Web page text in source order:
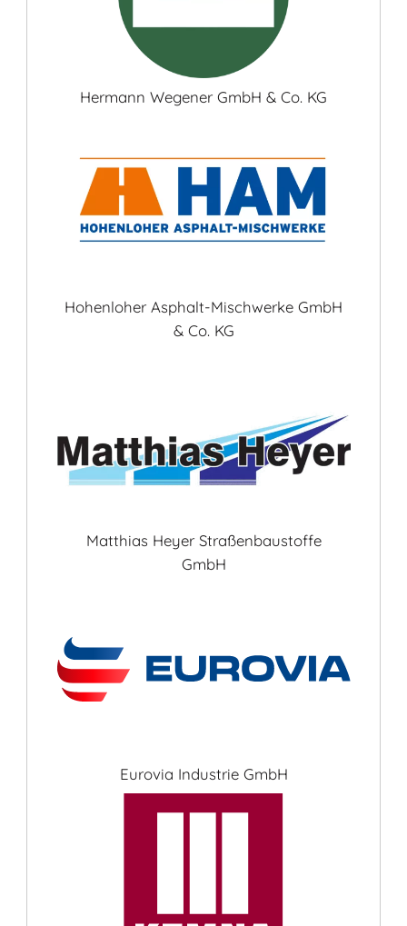
Hermann Wegener GmbH & Co. KG
Hohenloher Asphalt-Mischwerke GmbH
& Co. KG
Matthias Heyer Straßenbaustoffe
GmbH
Eurovia Industrie GmbH